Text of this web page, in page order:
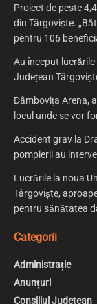
Proiect de peste
din Târgoviște.
pentru 106
Au început
Județean
Dâmbovița Arena,
locul unde se vor
Accident grav la
pompierii au
Lucrările la noua
Târgoviște,
pentru sănătatea
Categorii
Administrație
Anunțuri
Consiliul Judetean